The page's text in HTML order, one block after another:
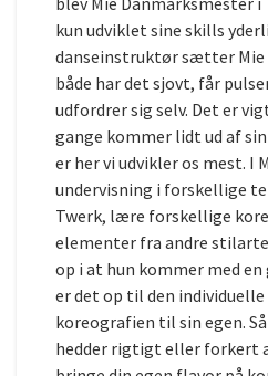
kun udviklet sine skills
danseinstruktør sætter
både har det sjovt, får
udfordrer sig selv. Det er
gange kommer lidt ud af
er her vi udvikler os mest. I
undervisning i forskellige
Twerk, lære forskellige
elementer fra andre
op i at hun kommer med
er det op til den
koreografien til sin egen.
hedder rigtigt eller forkert